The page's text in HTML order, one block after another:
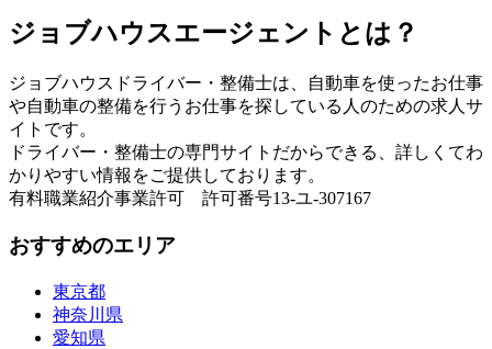
ジョブハウスエージェントとは？
ジョブハウスドライバー・整備士は、自動車を使ったお仕事
や自動車の整備を行うお仕事を探している人のための求人サ
イトです。
ドライバー・整備士の専門サイトだからできる、詳しくてわ
かりやすい情報をご提供しております。
有料職業紹介事業許可 許可番号13-ユ-307167
おすすめのエリア
東京都
神奈川県
愛知県